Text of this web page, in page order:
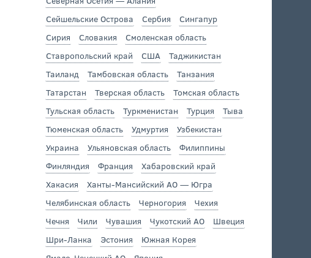
Сейшельские Острова
Сербия
Сингапур
Сирия
Словакия
Смоленская область
Ставропольский край
США
Таджикистан
Таиланд
Тамбовская область
Танзания
Татарстан
Тверская область
Томская область
Тульская область
Туркменистан Турция
Тыва
Тюменская область
Удмуртия
Узбекистан
Украина
Ульяновская область
Филиппины
Финляндия
Франция
Хабаровский край
Хакасия
Ханты-Мансийский АО — Югра
Челябинская область
Черногория
Чехия
Чечня
Чили Чувашия Чукотский АО
Швеция
Шри-Ланка
Эстония
Южная Корея